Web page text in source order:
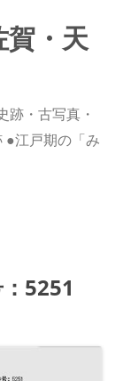
・天
跡・古写真・
●江戸期の「み
：5251